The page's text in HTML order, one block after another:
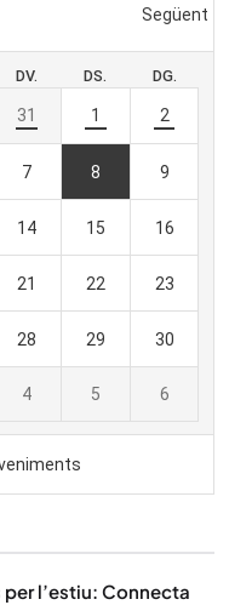
l’estiu: Connecta